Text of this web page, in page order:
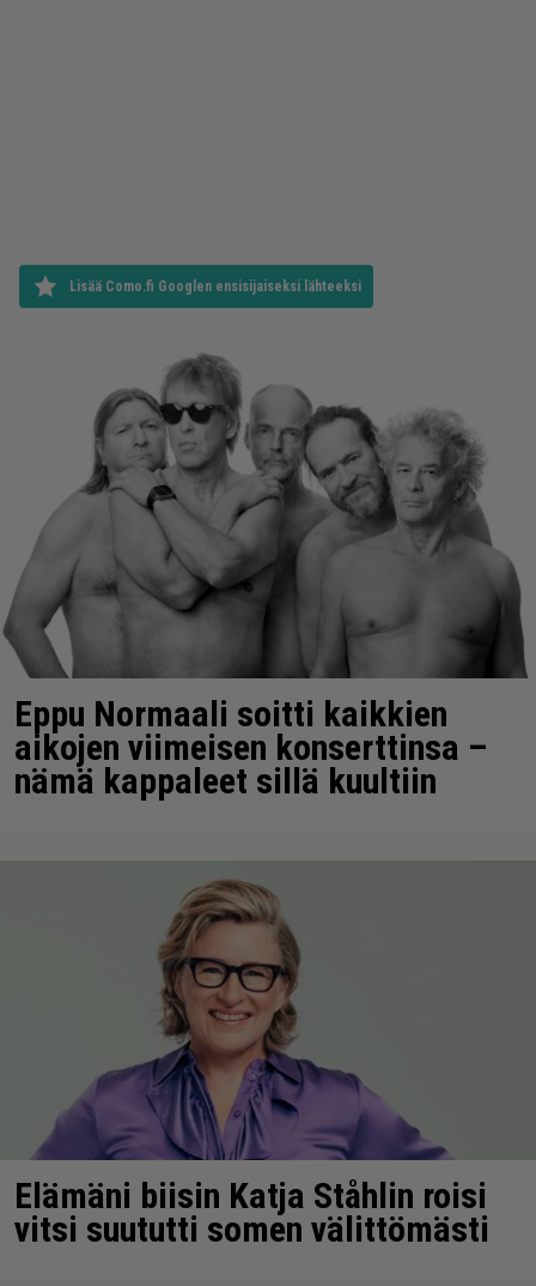
Lisää Como.fi Googlen ensisijaiseksi lähteeksi
Eppu Normaali soitti kaikkien
aikojen viimeisen konserttinsa –
nämä kappaleet sillä kuultiin
Elämäni biisin Katja Ståhlin roisi
vitsi suututti somen välittömästi